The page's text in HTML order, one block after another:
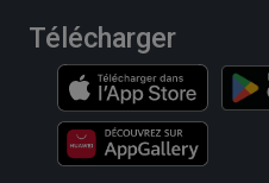
Télécharger